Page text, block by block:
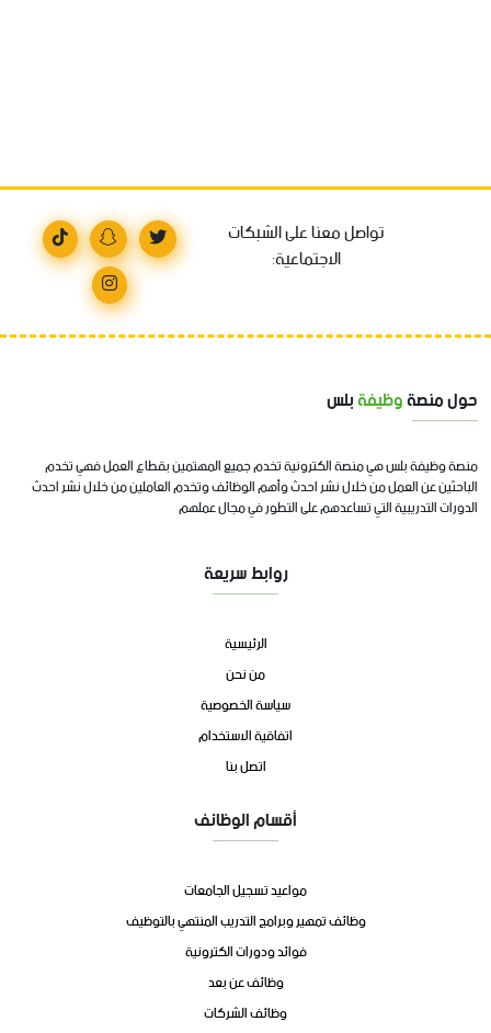
تواصل معنا على الشبكات
الاجتماعية:
حول منصةوظيفةبلس
منصة وظيفة بلس هي منصة الكترونية تخدم جميع المهتمين بقطاع العمل فهي تخدم
الباحثين عن العمل من خلال نشر احدث وأهم الوظائف وتخدم العاملين من خلال نشر احدث
الدورات التدريبية التي تساعدهم على التطور في مجال عملهم
روابط سريعة
الرئيسية
من نحن
سياسة الخصوصية
اتفاقية الاستخدام
اتصل بنا
أقسام الوظائف
مواعيد تسجيل الجامعات
وظائف تمهير وبرامج التدريب المنتهي بالتوظيف
فوائد ودورات الكترونية
وظائف عن بعد
وظائف الشركات